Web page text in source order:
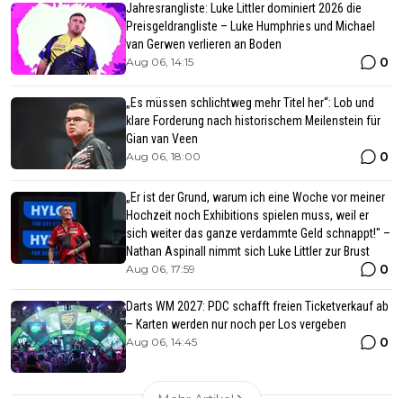
Jahresrangliste: Luke Littler dominiert 2026 die
Preisgeldrangliste – Luke Humphries und Michael
van Gerwen verlieren an Boden
Aug 06, 14:15 0
„Es müssen schlichtweg mehr Titel her“: Lob und
klare Forderung nach historischem Meilenstein für
Gian van Veen
Aug 06, 18:00 0
„Er ist der Grund, warum ich eine Woche vor meiner
Hochzeit noch Exhibitions spielen muss, weil er
sich weiter das ganze verdammte Geld schnappt!" –
Nathan Aspinall nimmt sich Luke Littler zur Brust
Aug 06, 17:59 0
Darts WM 2027: PDC schafft freien Ticketverkauf ab
– Karten werden nur noch per Los vergeben
Aug 06, 14:45 0